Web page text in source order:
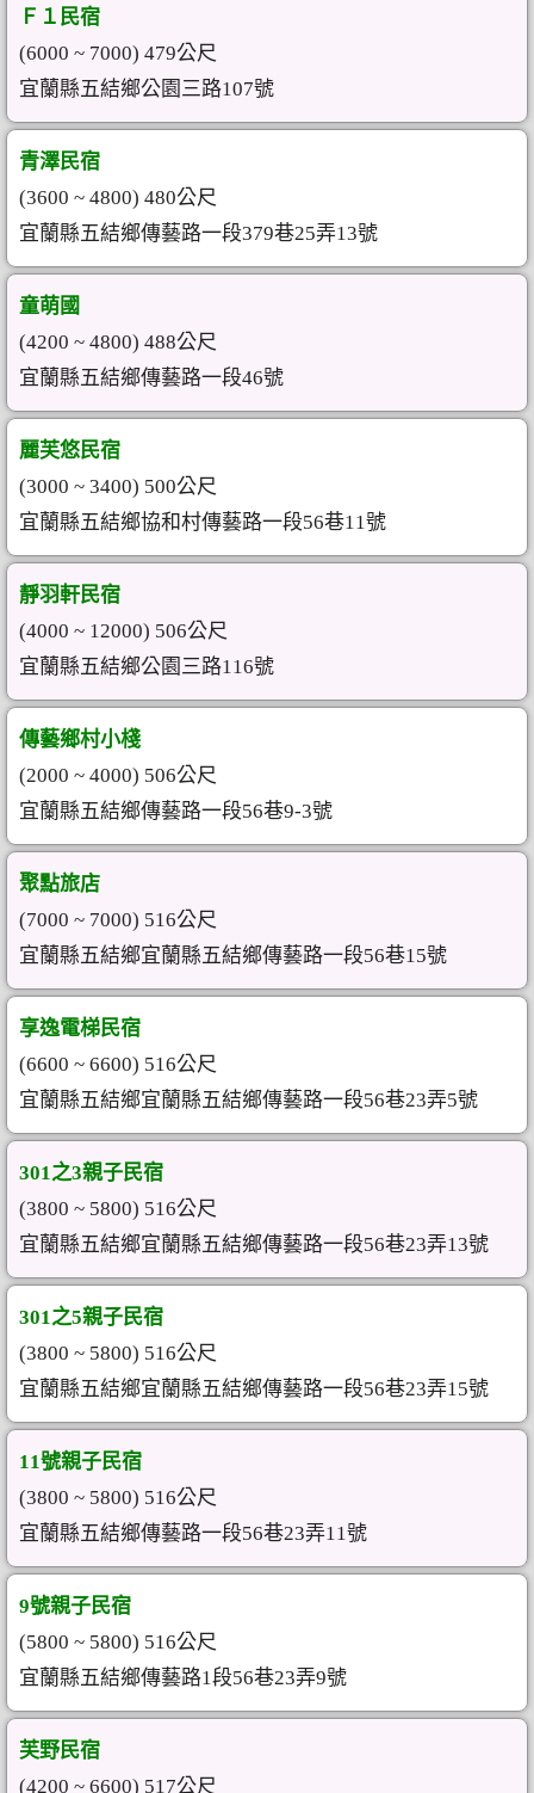
Ｆ１民宿
(6000 ~ 7000) 479公尺
宜蘭縣五結鄉公園三路107號
青澤民宿
(3600 ~ 4800) 480公尺
宜蘭縣五結鄉傳藝路一段379巷25弄13號
童萌國
(4200 ~ 4800) 488公尺
宜蘭縣五結鄉傳藝路一段46號
麗芙悠民宿
(3000 ~ 3400) 500公尺
宜蘭縣五結鄉協和村傳藝路一段56巷11號
靜羽軒民宿
(4000 ~ 12000) 506公尺
宜蘭縣五結鄉公園三路116號
傳藝鄉村小棧
(2000 ~ 4000) 506公尺
宜蘭縣五結鄉傳藝路一段56巷9-3號
聚點旅店
(7000 ~ 7000) 516公尺
宜蘭縣五結鄉宜蘭縣五結鄉傳藝路一段56巷15號
享逸電梯民宿
(6600 ~ 6600) 516公尺
宜蘭縣五結鄉宜蘭縣五結鄉傳藝路一段56巷23弄5號
301之3親子民宿
(3800 ~ 5800) 516公尺
宜蘭縣五結鄉宜蘭縣五結鄉傳藝路一段56巷23弄13號
301之5親子民宿
(3800 ~ 5800) 516公尺
宜蘭縣五結鄉宜蘭縣五結鄉傳藝路一段56巷23弄15號
11號親子民宿
(3800 ~ 5800) 516公尺
宜蘭縣五結鄉傳藝路一段56巷23弄11號
9號親子民宿
(5800 ~ 5800) 516公尺
宜蘭縣五結鄉傳藝路1段56巷23弄9號
芙野民宿
(4200 ~ 6600) 517公尺